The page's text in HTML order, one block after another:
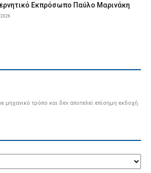
Εκπρόσωπο Παύλο Μαρινάκη
μηχανικό τρόπο και δεν αποτελεί επίσημη εκδοχή.